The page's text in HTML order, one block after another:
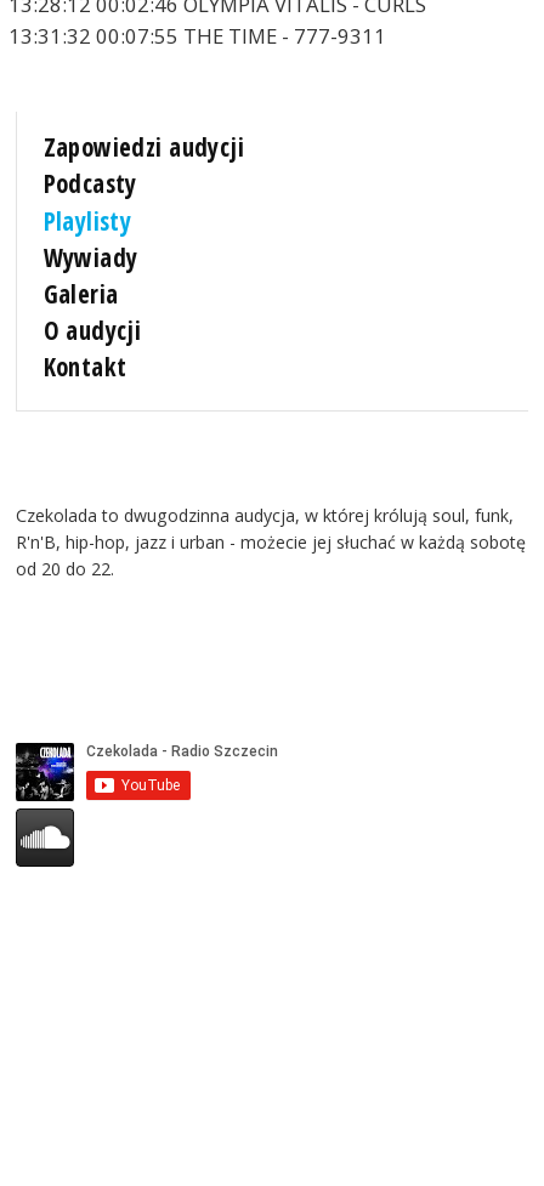
13:31:32 00:07:55 THE TIME - 777-9311
Zapowiedzi audycji
Podcasty
Playlisty
Wywiady
Galeria
O audycji
Kontakt
Czekolada to dwugodzinna audycja, w której królują soul, funk,
R'n'B, hip-hop, jazz i urban - możecie jej słuchać w każdą sobotę
od 20 do 22.